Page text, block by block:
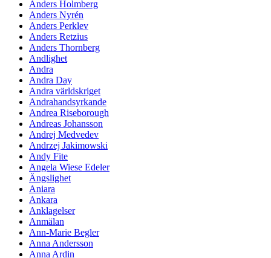
Anders Holmberg
Anders Nyrén
Anders Perklev
Anders Retzius
Anders Thornberg
Andlighet
Andra
Andra Day
Andra världskriget
Andrahandsyrkande
Andrea Riseborough
Andreas Johansson
Andrej Medvedev
Andrzej Jakimowski
Andy Fite
Angela Wiese Edeler
Ängslighet
Aniara
Ankara
Anklagelser
Anmälan
Ann-Marie Begler
Anna Andersson
Anna Ardin